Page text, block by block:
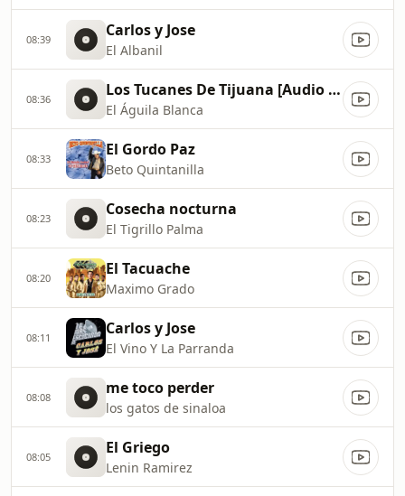
08:39 Carlos y Jose
El Albanil
08:36 Los Tucanes De Tijuana [Audio Oficial]
El Águila Blanca
08:33 El Gordo Paz
Beto Quintanilla
08:23 Cosecha nocturna
El Tigrillo Palma
08:20 El Tacuache
Maximo Grado
08:11 Carlos y Jose
El Vino Y La Parranda
08:08 me toco perder
los gatos de sinaloa
08:05 El Griego
Lenin Ramirez